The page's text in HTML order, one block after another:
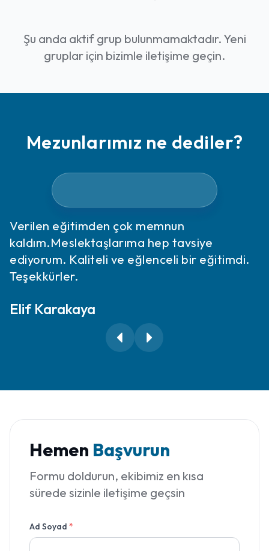
Camera Raw Filter Kullanımı
Çıktı ve Format Seçenekleri
Animasyon Odaklı Proje Geliştirme
Şu anda aktif grup bulunmamaktadır. Yeni
gruplar için bizimle iletişime geçin.
Mezunlarımız ne dediler?
Verilen eğitimden çok memnun
kaldım.Meslektaşlarıma hep tavsiye
ediyorum. Kaliteli ve eğlenceli bir eğitimdi.
Teşekkürler.
Elif Karakaya
Hemen Başvurun
Formu doldurun, ekibimiz en kısa
sürede sizinle iletişime geçsin
Ad Soyad *